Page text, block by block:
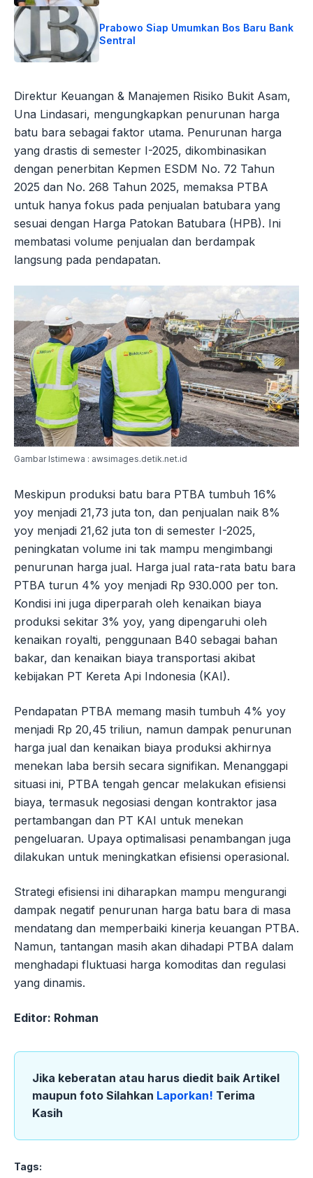
Prabowo Siap Umumkan Bos Baru Bank
Sentral
Direktur Keuangan & Manajemen Risiko Bukit Asam,
Una Lindasari, mengungkapkan penurunan harga
batu bara sebagai faktor utama. Penurunan harga
yang drastis di semester I-2025, dikombinasikan
dengan penerbitan Kepmen ESDM No. 72 Tahun
2025 dan No. 268 Tahun 2025, memaksa PTBA
untuk hanya fokus pada penjualan batubara yang
sesuai dengan Harga Patokan Batubara (HPB). Ini
membatasi volume penjualan dan berdampak
langsung pada pendapatan.
Gambar Istimewa : awsimages.detik.net.id
Meskipun produksi batu bara PTBA tumbuh 16%
yoy menjadi 21,73 juta ton, dan penjualan naik 8%
yoy menjadi 21,62 juta ton di semester I-2025,
peningkatan volume ini tak mampu mengimbangi
penurunan harga jual. Harga jual rata-rata batu bara
PTBA turun 4% yoy menjadi Rp 930.000 per ton.
Kondisi ini juga diperparah oleh kenaikan biaya
produksi sekitar 3% yoy, yang dipengaruhi oleh
kenaikan royalti, penggunaan B40 sebagai bahan
bakar, dan kenaikan biaya transportasi akibat
kebijakan PT Kereta Api Indonesia (KAI).
Pendapatan PTBA memang masih tumbuh 4% yoy
menjadi Rp 20,45 triliun, namun dampak penurunan
harga jual dan kenaikan biaya produksi akhirnya
menekan laba bersih secara signifikan. Menanggapi
situasi ini, PTBA tengah gencar melakukan efisiensi
biaya, termasuk negosiasi dengan kontraktor jasa
pertambangan dan PT KAI untuk menekan
pengeluaran. Upaya optimalisasi penambangan juga
dilakukan untuk meningkatkan efisiensi operasional.
Strategi efisiensi ini diharapkan mampu mengurangi
dampak negatif penurunan harga batu bara di masa
mendatang dan memperbaiki kinerja keuangan PTBA.
Namun, tantangan masih akan dihadapi PTBA dalam
menghadapi fluktuasi harga komoditas dan regulasi
yang dinamis.
Editor: Rohman
Jika keberatan atau harus diedit baik Artikel
maupun foto Silahkan Laporkan! Terima
Kasih
Tags: